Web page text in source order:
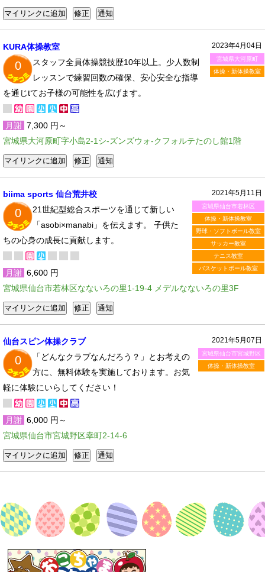
2023年4月04日
宮城県大河原町
体操・新体操教室
KURA体操教室
0
スタッフ全員体操競技歴10年以上。少人数制
レッスンで練習回数の確保、安心安全な指導
を通じtてお子様の可能性を広げます。
月謝 7,300 円～
宮城県大河原町字小島2-1シ-ズンズウォ-クフォルテたのし館1階
2021年5月11日
宮城県仙台市若林区
体操・新体操教室
野球・ソフトボール教室
サッカー教室
テニス教室
バスケットボール教室
biima sports 仙台荒井校
0
21世紀型総合スポーツを通じて新しい
「asobi×manabi」を伝えます。 子供た
ちの心身の成長に貢献します。
月謝 6,600 円
宮城県仙台市若林区なないろの里1-19-4 メデルなないろの里3F
2021年5月07日
宮城県仙台市宮城野区
体操・新体操教室
仙台スピン体操クラブ
0
「どんなクラブなんだろう？」とお考えの
方に、無料体験を実施しております。お気
軽に体験にいらしてください！
月謝 6,000 円～
宮城県仙台市宮城野区幸町2-14-6